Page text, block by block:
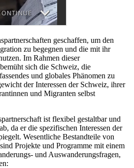
geschaffen, um den
zu begegnen und die mit ihr
Im Rahmen dieser
sich die Schweiz, die
und globales Phänomen zu
der Interessen der Schweiz, ihrer
und Migranten selbst
ist flexibel gestaltbar und
da er die spezifischen Interessen der
Wesentliche Bestandteile von
Projekte und Programme mit einem
und Auswanderungsfragen,